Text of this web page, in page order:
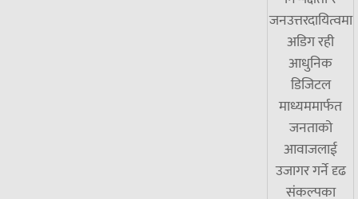
जनउत्तरदायित्वमा
अडिग रही
आधुनिक
डिजिटल
माध्यममार्फत
जनताको
आवाजलाई
उजागर गर्ने दृढ
संकल्पका